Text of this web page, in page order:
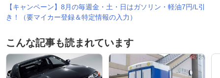
【キャンペーン】8月の毎週金・土・日はガソリン・軽油7円/L引
き！（要マイカー登録＆特定情報の入力）
こんな記事も読まれています